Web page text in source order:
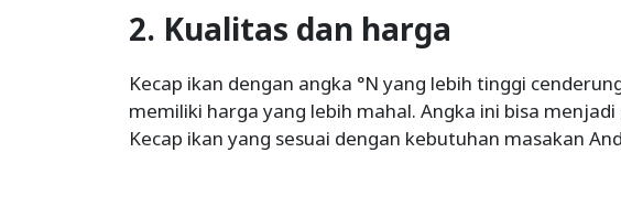
2. Kualitas dan harga
Kecap ikan dengan angka °N yang lebih tinggi
memiliki harga yang lebih mahal. Angka ini bisa
Kecap ikan yang sesuai dengan kebutuhan masakan